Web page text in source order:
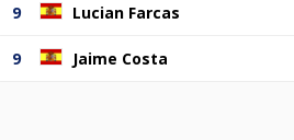
9 Lucian Farcas
9 Jaime Costa